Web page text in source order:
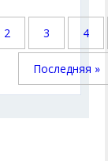
2 3 4
Последняя »